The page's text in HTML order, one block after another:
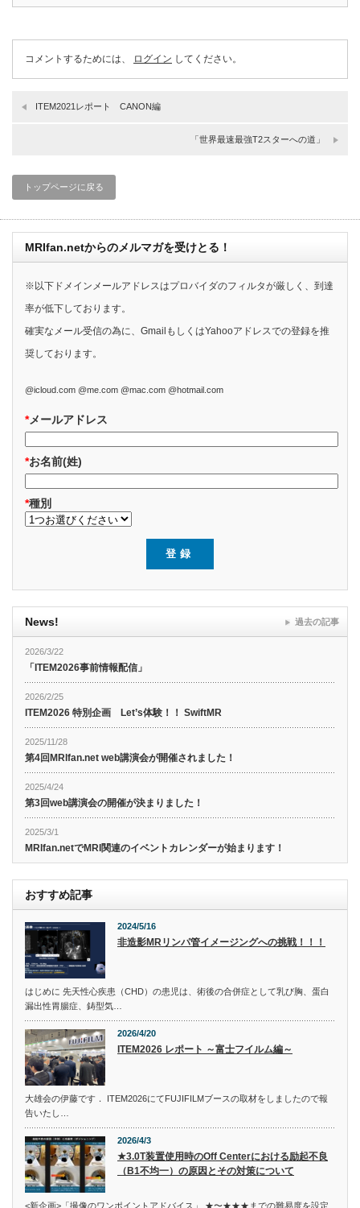
コメントするためには、 ログイン してください。
ITEM2021レポート CANON編
「世界最速最強T2スターへの道」
トップページに戻る
MRIfan.netからのメルマガを受けとる！
※以下ドメインメールアドレスはプロバイダのフィルタが厳しく、到達
率が低下しております。
確実なメール受信の為に、GmailもしくはYahooアドレスでの登録を推
奨しております。
@icloud.com @me.com @mac.com @hotmail.com
*メールアドレス
*お名前(姓)
*種別
News!
2026/3/22
「ITEM2026事前情報配信」
2026/2/25
ITEM2026 特別企画 Let’s体験！！ SwiftMR
2025/11/28
第4回MRIfan.net web講演会が開催されました！
2025/4/24
第3回web講演会の開催が決まりました！
2025/3/1
MRIfan.netでMRI関連のイベントカレンダーが始まります！
過去の記事
おすすめ記事
2024/5/16
非造影MRリンパ管イメージングへの挑戦！！！
はじめに 先天性心疾患（CHD）の患児は、術後の合併症として乳び胸、蛋白
漏出性胃腸症、鋳型気…
2026/4/20
ITEM2026 レポート ～富士フイルム編～
大雄会の伊藤です． ITEM2026にてFUJIFILMブースの取材をしましたので報
告いたし…
2026/4/3
★3.0T装置使用時のOff Centerにおける励起不良
（B1不均一）の原因とその対策について
<新企画>「撮像のワンポイントアドバイス」 ★〜★★★までの難易度を設定